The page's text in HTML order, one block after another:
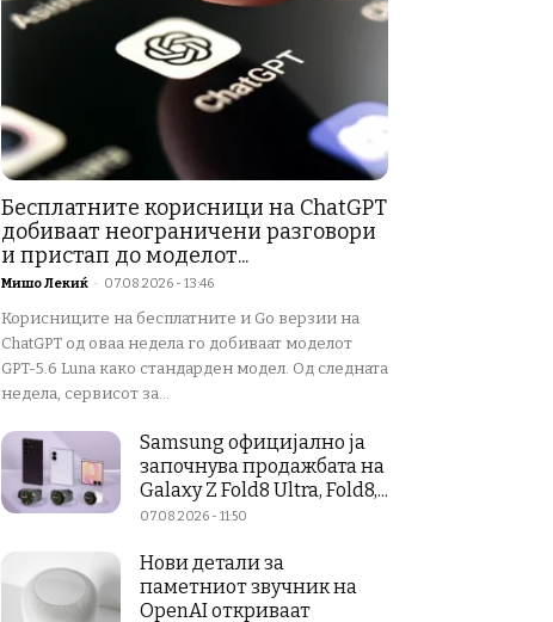
Бесплатните корисници на ChatGPT
добиваат неограничени разговори
и пристап до моделот...
Мишо Лекиќ - 07.08.2026 - 13:46
Корисниците на бесплатните и Go верзии на
ChatGPT од оваа недела го добиваат моделот
GPT-5.6 Luna како стандарден модел. Од следната
недела, сервисот за...
Samsung официјално ја
започнува продажбата на
Galaxy Z Fold8 Ultra, Fold8,...
07.08.2026 - 11:50
Нови детали за
паметниот звучник на
OpenAI откриваат